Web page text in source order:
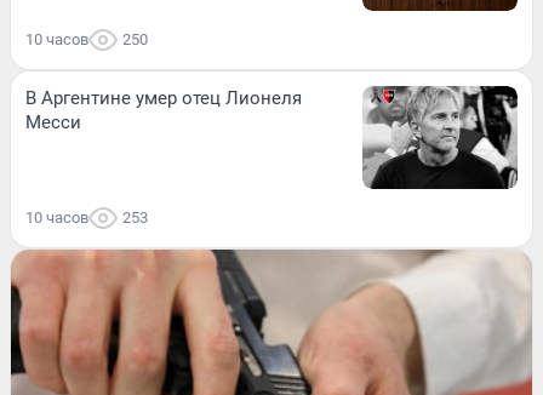
10 часов 250
В Аргентине умер отец Лионеля
Месси
10 часов 253